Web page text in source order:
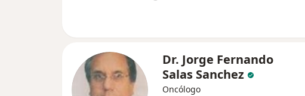
Dr. Jorge Fernando
Salas Sanchez
Oncólogo